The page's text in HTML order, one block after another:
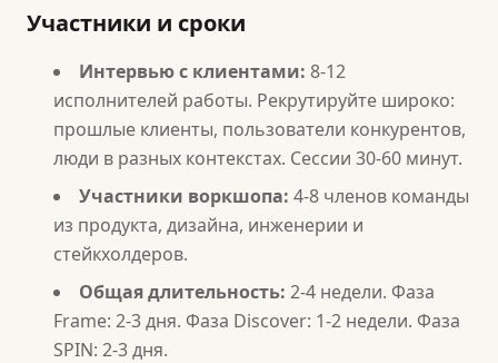
Участники и сроки
Интервью с клиентами: 8-12
исполнителей работы. Рекрутируйте широко:
прошлые клиенты, пользователи конкурентов,
люди в разных контекстах. Сессии 30-60 минут.
Участники воркшопа: 4-8 членов команды
из продукта, дизайна, инженерии и
стейкхолдеров.
Общая длительность: 2-4 недели. Фаза
Frame: 2-3 дня. Фаза Discover: 1-2 недели. Фаза
SPIN: 2-3 дня.